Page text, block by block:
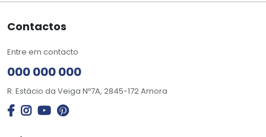
Contactos
Entre em contacto
000 000 000
R. Estácio da Veiga Nº7A, 2845-172 Amora